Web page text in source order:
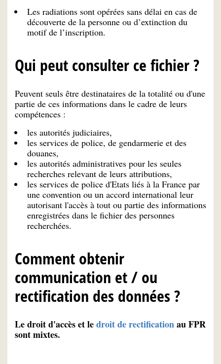
Les radiations sont opérées sans délai en cas de
découverte de la personne ou d’extinction du
motif de l’inscription.
Qui peut consulter ce fichier ?
Peuvent seuls être destinataires de la totalité ou d'une
partie de ces informations dans le cadre de leurs
compétences :
les autorités judiciaires,
les services de police, de gendarmerie et des
douanes,
les autorités administratives pour les seules
recherches relevant de leurs attributions,
les services de police d'Etats liés à la France par
une convention ou un accord international leur
autorisant l'accès à tout ou partie des informations
enregistrées dans le fichier des personnes
recherchées.
Comment obtenir
communication et / ou
rectification des données ?
Le droit d'accès et ledroit de rectificationau FPR
sont mixtes.